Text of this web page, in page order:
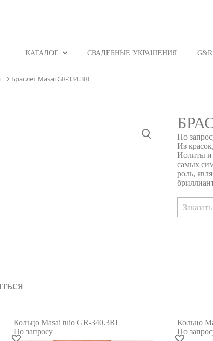
КАТАЛОГ СВАДЕБНЫЕ УКРАШЕНИЯ G&R
Браслет Masai GR-334.3RI
По
Из
Иолиты и
самых
роль,
Заказать
Кольцо Masai tuio GR-340.3RI
По запросу
Кольцо
По